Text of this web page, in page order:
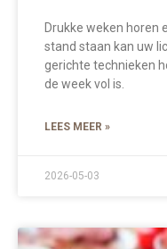
Drukke weken horen
stand staan kan uw
gerichte technieken
de week vol is.
LEES MEER »
2026-05-03